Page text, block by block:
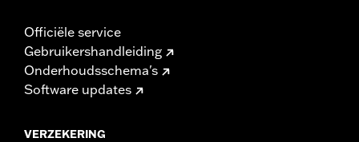
Officiële service
Gebruikershandleiding
Onderhoudsschema's
Software updates
VERZEKERING